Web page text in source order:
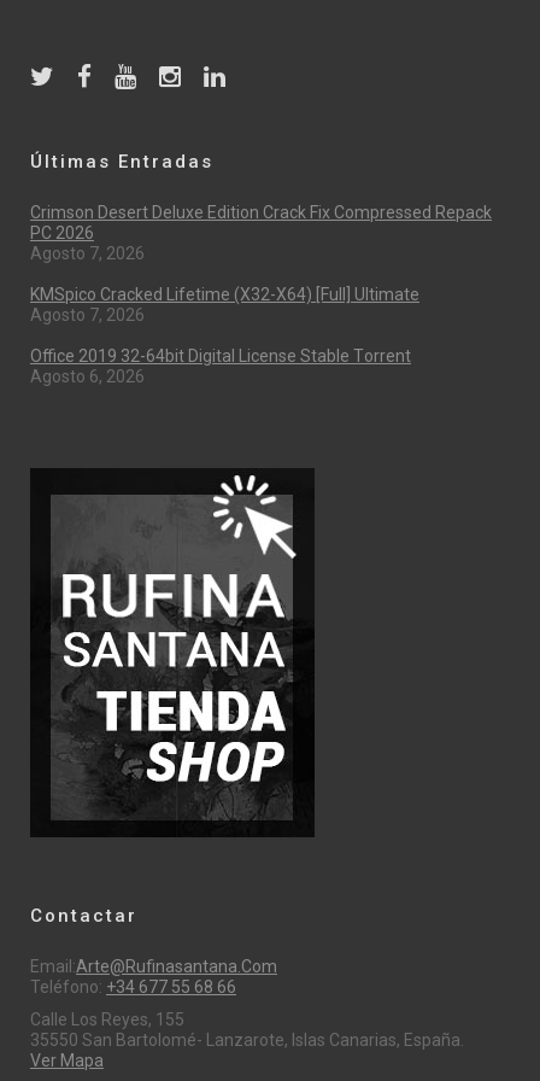
Últimas Entradas
Crimson Desert Deluxe Edition Crack Fix Compressed Repack
PC 2026
Agosto 7, 2026
KMSpico Cracked Lifetime (x32-X64) [Full] Ultimate
Agosto 7, 2026
Office 2019 32-64bit Digital License Stable Tоrrеnt
Agosto 6, 2026
Contactar
Email:Arte@rufinasantana.com
Teléfono: +34 677 55 68 66
Calle Los Reyes, 155
35550 San Bartolomé- Lanzarote, Islas Canarias, España.
Ver Mapa